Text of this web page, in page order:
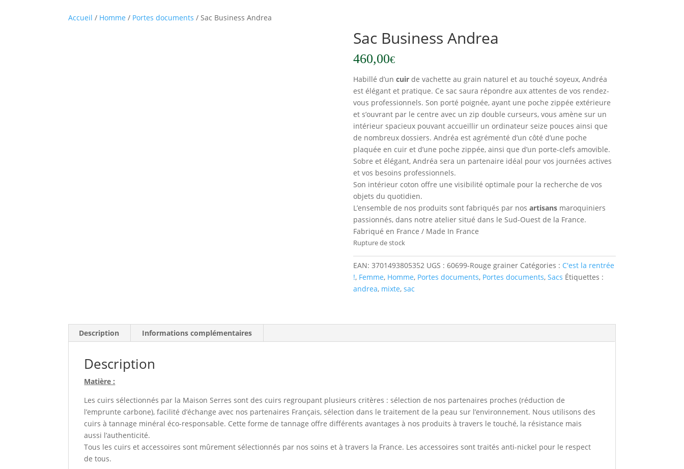
Accueil / Homme / Portes documents / Sac Business Andrea
Sac Business Andrea
460,00€
Habillé d’un cuirde vachette au grain naturel et au touché soyeux, Andréa
est élégant et pratique. Ce sac saura répondre aux attentes de vos rendez-
vous professionnels. Son porté poignée, ayant une poche zippée extérieure
et s’ouvrant par le centre avec un zip double curseurs, vous amène sur un
intérieur spacieux pouvant accueillir un ordinateur seize pouces ainsi que
de nombreux dossiers. Andréa est agrémenté d’un côté d’une poche
plaquée en cuir et d’une poche zippée, ainsi que d’un porte-clefs amovible.
Sobre et élégant, Andréa sera un partenaire idéal pour vos journées actives
et vos besoins professionnels.
Son intérieur coton offre une visibilité optimale pour la recherche de vos
objets du quotidien.
L’ensemble de nos produits sont fabriqués par nos artisansmaroquiniers
passionnés, dans notre atelier situé dans le Sud-Ouest de la France.
Fabriqué en France / Made In France
Rupture de stock
EAN: 3701493805352 UGS : 60699-Rouge grainer Catégories : C'est la rentrée
!, Femme, Homme, Portes documents, Portes documents, Sacs Étiquettes :
andrea, mixte, sac
Description Informations complémentaires
Description
Matière :
Les cuirs sélectionnés par la Maison Serres sont des cuirs regroupant plusieurs critères : sélection de nos partenaires proches (réduction de
l’emprunte carbone), facilité d’échange avec nos partenaires Français, sélection dans le traitement de la peau sur l’environnement. Nous utilisons des
cuirs à tannage minéral éco-responsable. Cette forme de tannage offre différents avantages à nos produits à travers le touché, la résistance mais
aussi l’authenticité.
Tous les cuirs et accessoires sont mûrement sélectionnés par nos soins et à travers la France. Les accessoires sont traités anti-nickel pour le respect
de tous.